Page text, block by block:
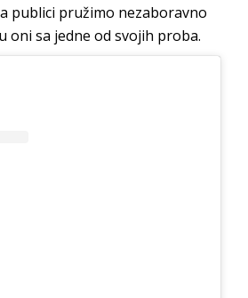
publici pružimo nezaboravno
oni sa jedne od svojih proba.